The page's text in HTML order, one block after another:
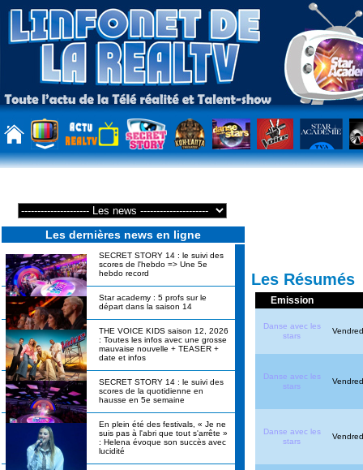
Les dernières news en ligne
SECRET STORY 14 : le suivi des
scores de l'hebdo => Une 5e
hebdo record
Star academy : 5 profs sur le
départ dans la saison 14
THE VOICE KIDS saison 12, 2026
: Toutes les infos avec une grosse
mauvaise nouvelle + TEASER +
date et infos
SECRET STORY 14 : le suivi des
scores de la quotidienne en
hausse en 5e semaine
En plein été des festivals, « Je ne
suis pas à l'abri que tout s'arrête »
: Helena évoque son succès avec
lucidité
Les Résumés
Emission
Danse avec les
stars
Danse avec les
stars
Danse avec les
stars